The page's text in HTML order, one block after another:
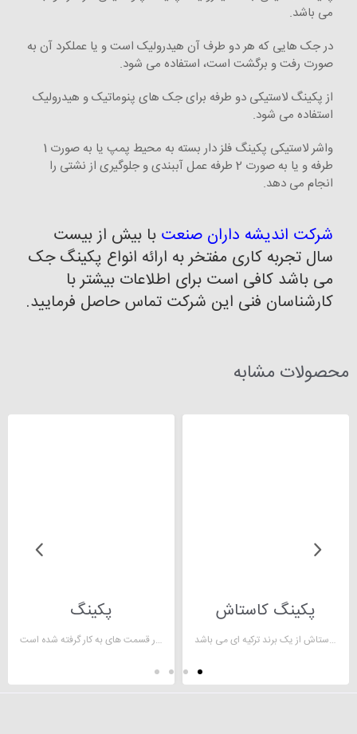
می باشد.
در جک هایی که هر دو طرف آن هیدرولیک است و یا عملکرد آن به
صورت رفت و برگشت است، استفاده می شود.
از پکینگ لاستیکی دو طرفه برای جک های پنوماتیک و هیدرولیک
استفاده می شود.
واشر لاستیکی پکینگ فلز دار بسته به محیط پمپ یا به صورت 1
طرفه و یا به صورت 2 طرفه عمل آببندی و جلوگیری از نشتی را
انجام می دهد.
شرکت اندیشه داران صنعت با بیش از بیست
سال تجربه کاری مفتخر به ارائه انواع پکینگ جک
می باشد کافی است برای اطلاعات بیشتر با
کارشناسان فنی این شرکت تماس حاصل فرمایید.
محصولات مشابه
پکینگ کاستاش
یکی از انواع پکینگ لاستیکی پلی یورتان، پکینگ کاستاش از یک برند ترکیه ای می باشد.
پکینگ
پکینگ از آب بند های بسیار متداول است که کاربرد بسیاری دارد. اصلی ترین وظیفه پکینگ ها جلوگیری از نشت مایعات در قسمت های به کار گرفته شده است.